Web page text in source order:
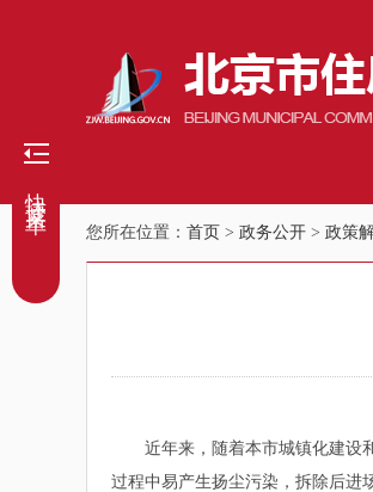
您所在位置： 首页 > 政务公开 > 政策
近年来，随着本市城镇化建设和
过程中易产生扬尘污染，拆除后进
快捷菜单